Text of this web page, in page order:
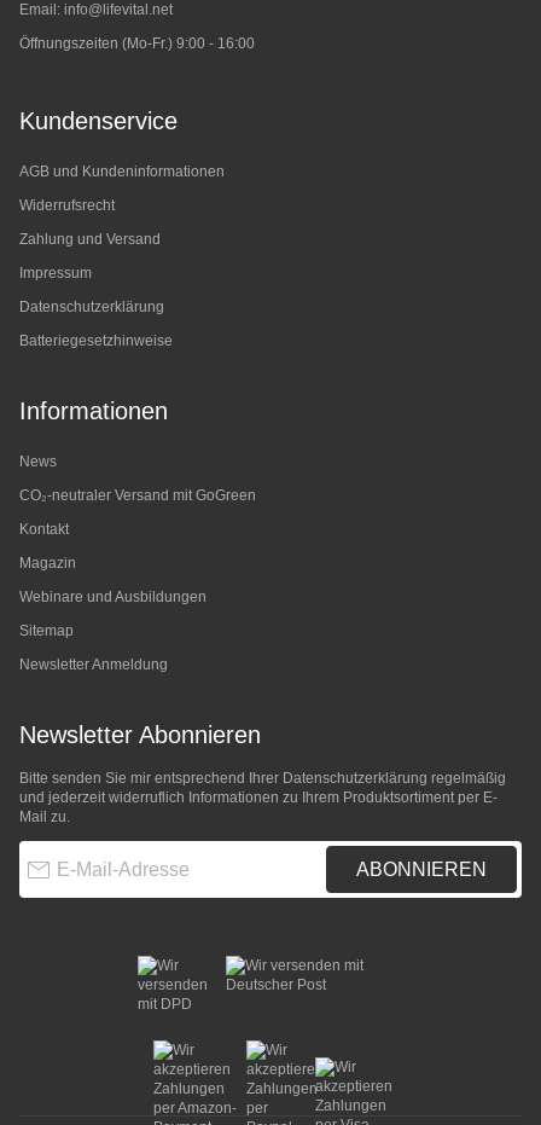
Email: info@lifevital.net
Öffnungszeiten (Mo-Fr.) 9:00 - 16:00
Kundenservice
AGB und Kundeninformationen
Widerrufsrecht
Zahlung und Versand
Impressum
Datenschutzerklärung
Batteriegesetzhinweise
Informationen
News
CO₂-neutraler Versand mit GoGreen
Kontakt
Magazin
Webinare und Ausbildungen
Sitemap
Newsletter Anmeldung
Newsletter Abonnieren
Bitte senden Sie mir entsprechend Ihrer Datenschutzerklärung regelmäßig
und jederzeit widerruflich Informationen zu Ihrem Produktsortiment per E-
Mail zu.
ABONNIEREN